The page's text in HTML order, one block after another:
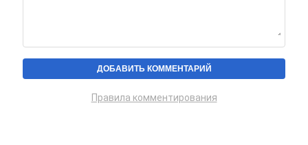
Правила комментирования